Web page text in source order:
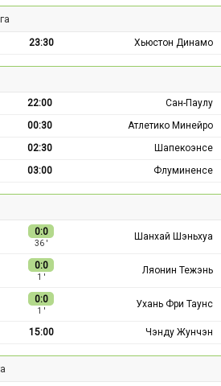
23:30 Хьюстон Динамо
22:00
Сан-Паулу
00:30
Атлетико Минейро
02:30
Шапекоэнсе
03:00 Флуминенсе
0:0
36 ′
Шанхай Шэньхуа
0:0
1 ′
Ляонин Тежэнь
0:0
1 ′
Ухань Фри Таунс
15:00 Чэнду Жунчэн